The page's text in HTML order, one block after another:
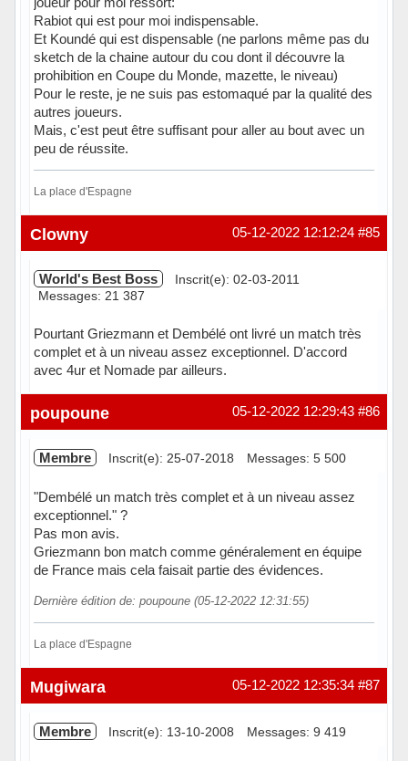
Rabiot qui est pour moi indispensable.
Et Koundé qui est dispensable (ne parlons même pas du
sketch de la chaine autour du cou dont il découvre la
prohibition en Coupe du Monde, mazette, le niveau)
Pour le reste, je ne suis pas estomaqué par la qualité des
autres joueurs.
Mais, c'est peut être suffisant pour aller au bout avec un
peu de réussite.
La place d'Espagne
Hors ligne #85
05-12-2022 12:12:24
Clowny
World's Best Boss
Inscrit(e): 02-03-2011
Messages: 21 387
Pourtant Griezmann et Dembélé ont livré un match très
complet et à un niveau assez exceptionnel. D'accord
avec 4ur et Nomade par ailleurs.
Hors ligne #86
05-12-2022 12:29:43
poupoune
Membre Inscrit(e): 25-07-2018 Messages: 5 500
"Dembélé un match très complet et à un niveau assez
exceptionnel." ?
Pas mon avis.
Griezmann bon match comme généralement en équipe
de France mais cela faisait partie des évidences.
Dernière édition de: poupoune (05-12-2022 12:31:55)
La place d'Espagne
Hors ligne #87
05-12-2022 12:35:34
Mugiwara
Membre Inscrit(e): 13-10-2008 Messages: 9 419